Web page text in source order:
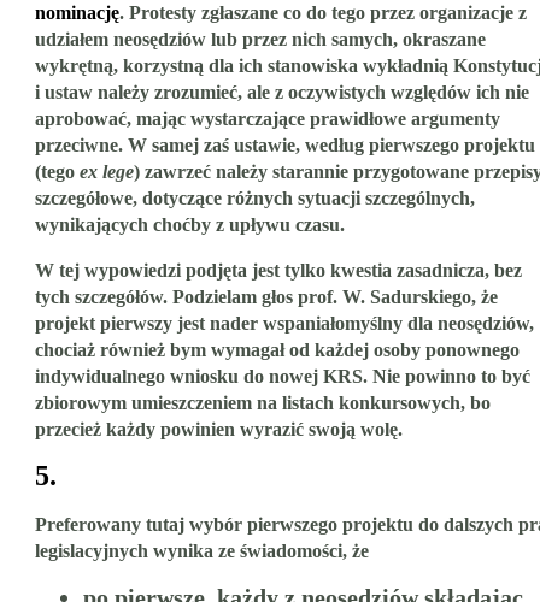
nominację. Protesty zgłaszane co do tego przez organizacje z
udziałem neosędziów lub przez nich samych, okraszane
wykrętną, korzystną dla ich stanowiska wykładnią
i ustaw należy zrozumieć, ale z oczywistych względów ich nie
aprobować, mając wystarczające prawidłowe argumenty
przeciwne. W samej zaś ustawie, według pierwszego projektu
(tego ex lege) zawrzeć należy starannie przygotowane
szczegółowe, dotyczące różnych sytuacji szczególnych,
wynikających choćby z upływu czasu.
W tej wypowiedzi podjęta jest tylko kwestia zasadnicza, bez
tych szczegółów. Podzielam głos prof. W. Sadurskiego, że
projekt pierwszy jest nader wspaniałomyślny dla neosędziów,
chociaż również bym wymagał od każdej osoby ponownego
indywidualnego wniosku do nowej KRS. Nie powinno to być
zbiorowym umieszczeniem na listach konkursowych, bo
przecież każdy powinien wyrazić swoją wolę.
5.
Preferowany tutaj wybór pierwszego projektu do dalszych
legislacyjnych wynika ze świadomości, że